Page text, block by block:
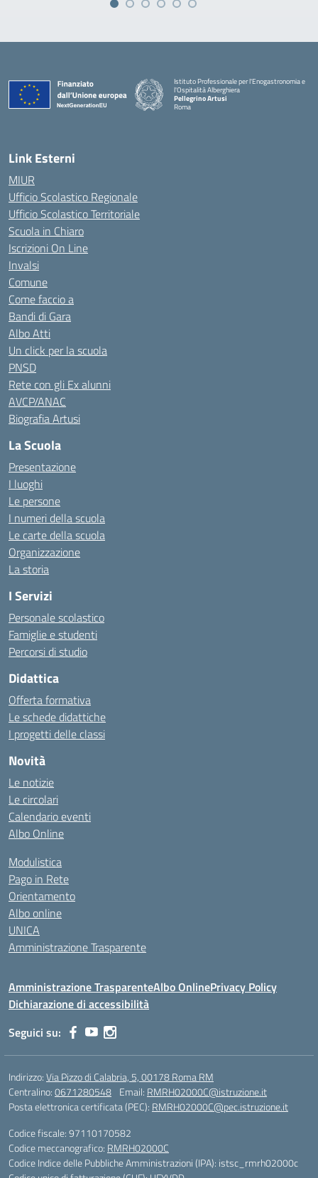
Istituto Professionale per l'Enogastronomia e
l'Ospitalità Alberghiera
Pellegrino Artusi
Roma
Link Esterni
MIUR
Ufficio Scolastico Regionale
Ufficio Scolastico Territoriale
Scuola in Chiaro
Iscrizioni On Line
Invalsi
Comune
Come faccio a
Bandi di Gara
Albo Atti
Un click per la scuola
PNSD
Rete con gli Ex alunni
AVCP/ANAC
Biografia Artusi
La Scuola
Presentazione
I luoghi
Le persone
I numeri della scuola
Le carte della scuola
Organizzazione
La storia
I Servizi
Personale scolastico
Famiglie e studenti
Percorsi di studio
Didattica
Offerta formativa
Le schede didattiche
I progetti delle classi
Novità
Le notizie
Le circolari
Calendario eventi
Albo Online
Modulistica
Pago in Rete
Orientamento
Albo online
UNICA
Amministrazione Trasparente
Amministrazione TrasparenteAlbo OnlinePrivacy Policy
Dichiarazione di accessibilità
Seguici su:
Indirizzo:Via Pizzo di Calabria, 5, 00178 Roma RM
Centralino:0671280548 Email: RMRH02000C@istruzione.it
Posta elettronica certificata (PEC): RMRH02000C@pec.istruzione.it
Codice fiscale: 97110170582
Codice meccanografico: RMRH02000C
Codice Indice delle Pubbliche Amministrazioni (IPA): istsc_rmrh02000c